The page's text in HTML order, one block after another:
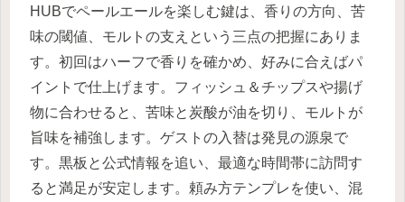
HUBでペールエールを楽しむ鍵は、香りの方向、苦
味の閾値、モルトの支えという三点の把握にありま
す。初回はハーフで香りを確かめ、好みに合えばパ
イントで仕上げます。フィッシュ＆チップスや揚げ
物に合わせると、苦味と炭酸が油を切り、モルトが
旨味を補強します。ゲストの入替は発見の源泉で
す。黒板と公式情報を追い、最適な時間帯に訪問す
ると満足が安定します。頼み方テンプレを使い、混